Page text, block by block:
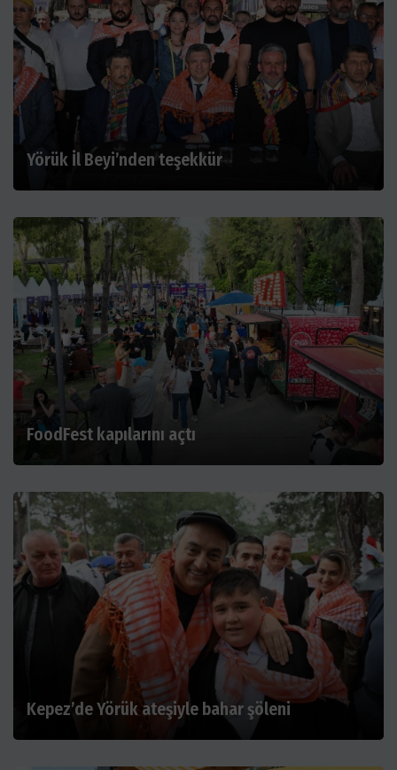
Yörük İl Beyi’nden teşekkür
FoodFest kapılarını açtı
Kepez’de Yörük ateşiyle bahar şöleni